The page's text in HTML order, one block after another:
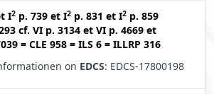
I2 p. 739 et I2 p. 831 et I2 p. 859
cf. VI p. 3134 et VI p. 4669 et
= CLE 958 = ILS 6 = ILLRP 316
on EDCS: EDCS-17800198